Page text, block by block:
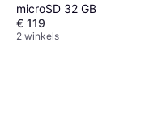
microSD 32 GB
€ 119
2 winkels